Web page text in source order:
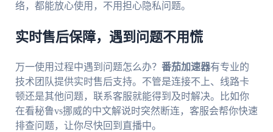
络，都能放心使用，不用担心隐私问题。
实时售后保障，遇到问题不用慌
万一使用过程中遇到问题怎么办？ 番茄加速器有专业的
技术团队提供实时售后支持。不管是连接不上、线路卡
顿还是其他问题，联系客服就能得到及时解决。比如你
在看秘鲁vs挪威的中文解说时突然断连，客服会帮你快速
排查问题，让你尽快回到直播中。